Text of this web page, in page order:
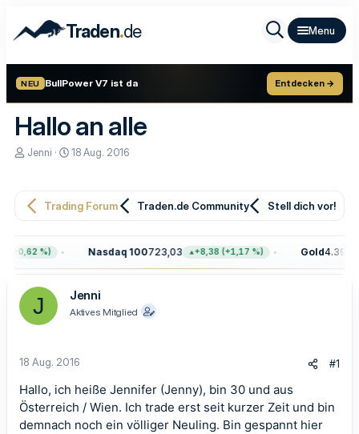
Traden.de
NEU BullPower V7 ist da Entdecken →
Hallo an alle
E
e
r
Jenni
E
e
m
18 Aug. 2016
Trading Forum Traden.de Community Stell dich vor!
%) Nasdaq 100723,03 +8,38 (+1,17 %) Gold4.399,70
J Jenni
Aktives Mitglied
18 Aug. 2016 #1
Hallo, ich heiße Jennifer (Jenny), bin 30 und aus
Österreich / Wien. Ich trade erst seit kurzer Zeit und bin
demnach noch ein völliger Neuling. Bin gespannt hier